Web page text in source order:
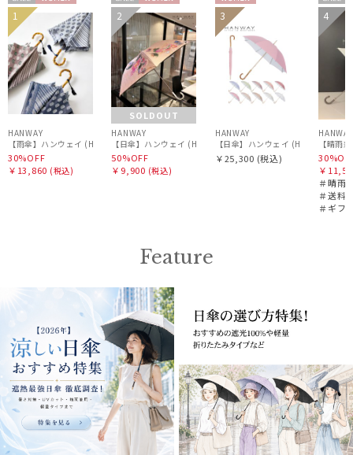
PAUL&JOE ACCESSOIRES
ポールアンドジョー アクセソワ
POLO RALPH LAUREN
ポロ ラルフ ローレン
ウラワザ
価格・割引率
セー
ル
WOME
1
HANWAY
30%OFF
￥13,860 (税込)
セー
ル
WOME
N
2
SOLDOUT
HANWAY
50%OFF
￥9,900 (税込)
WOME
N
3
HANWAY
￥25,300 (税込)
セー
ル
ギフト
向け
4
HANWAY
【晴雨
￥
＃晴雨
＃送料
＃ギフ
Feature